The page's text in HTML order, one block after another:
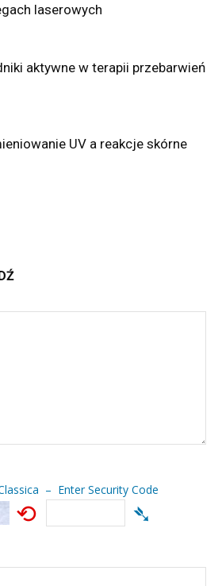
laserowych
aktywne w terapii przebarwień
UV a reakcje skórne
– Enter Security Code
⟲ ➴